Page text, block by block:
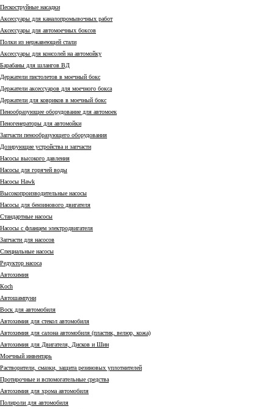
Пескоструйные насадки
Аксессуары для каналопромывочных работ
Аксессуары для автомоечных боксов
Полки из нержавеющей стали
Аксессуары для консолей на автомойку
Барабаны для шлангов ВД
Держатели пистолетов в моечный бокс
Держатели аксессуаров для моечного бокса
Держатели для ковриков в моечный бокс
Пенообразующее оборудование для автомоек
Пеногенераторы для автомойки
Запчасти пенообразующего оборудования
Дозирующие устройства и запчасти
Насосы высокого давления
Насосы для горячей воды
Насосы Hawk
Высокопроизводительные насосы
Насосы для бензинового двигателя
Стандартные насосы
Насосы с фланцем электродвигателя
Запчасти для насосов
Специальные насосы
Редуктор насоса
Автохимия
Коch
Автошампуни
Воск для автомобиля
Автохимия для стекол автомобиля
Автохимия для салона автомобиля (пластик, велюр, кожа)
Автохимия для Двигателя, Дисков и Шин
Моечный инвентарь
Растворители, смазки, защита резиновых уплотнителей
Протирочные и вспомогательные средства
Автохимия для хрома автомобиля
Полироли для автомобиля